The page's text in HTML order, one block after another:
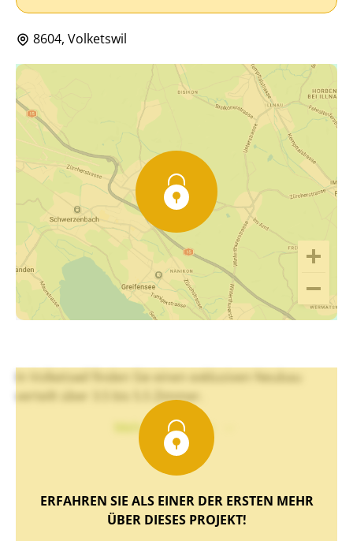
8604, Volketswil
In Volketswil finden Sie einen exklusiven Neubau
verteilt über 3.5 bis 5.5 Zimmer.
Mehr Text sehen
ERFAHREN SIE ALS EINER DER ERSTEN MEHR
ÜBER DIESES PROJEKT!